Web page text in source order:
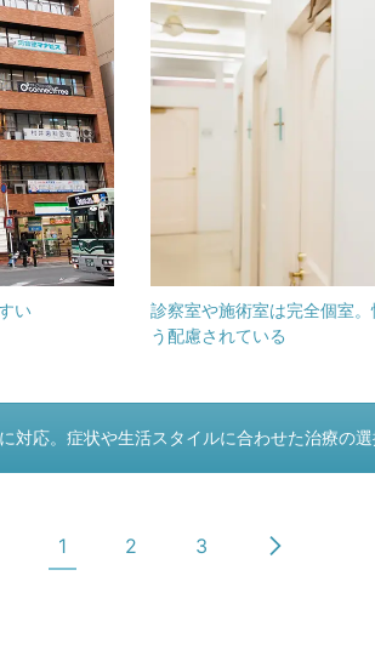
い
診察室や施術室は完全個室
う配慮されている
対応。症状や生活スタイルに合わせた治療の
1 2 3